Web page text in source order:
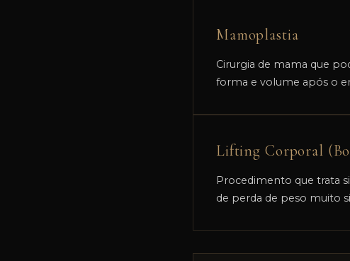
Mamoplastia
Cirurgia de mama que
forma e volume após o
Lifting Corporal
Procedimento que trata
de perda de peso muito